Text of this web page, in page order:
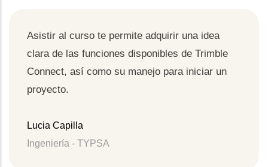
Asistir al curso te permite adquirir una idea
clara de las funciones disponibles de Trimble
Connect, así como su manejo para iniciar un
proyecto.
Lucia Capilla
Ingeniería - TYPSA